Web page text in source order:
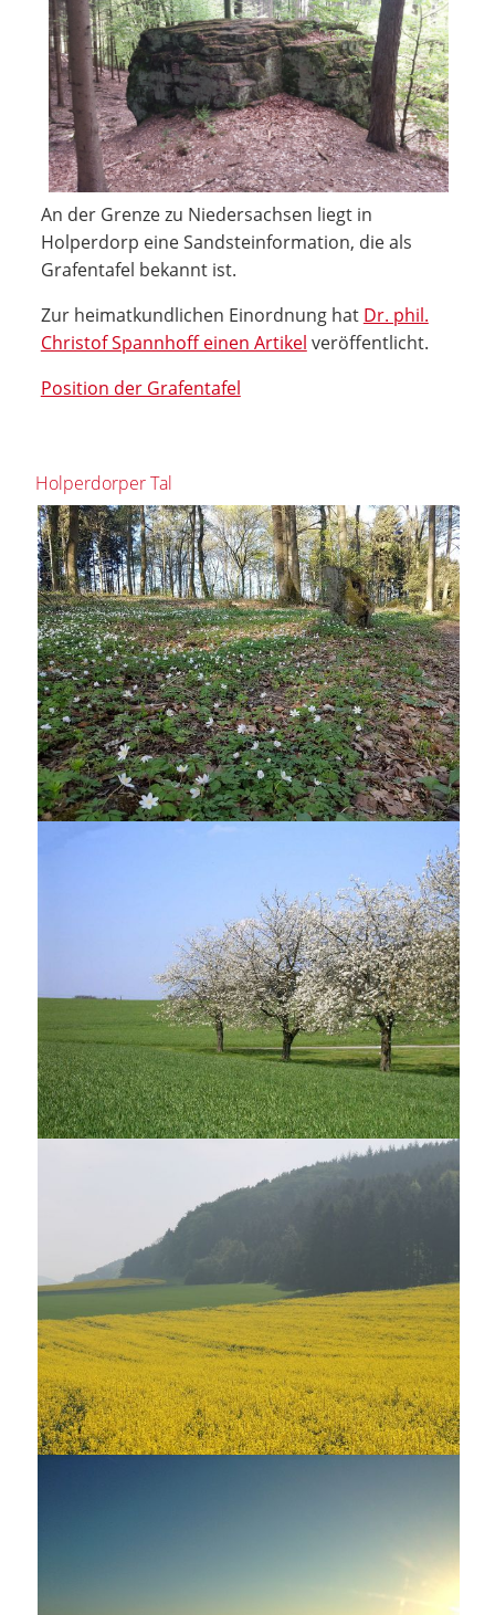
An der Grenze zu Niedersachsen liegt in
Holperdorp eine Sandsteinformation, die als
Grafentafel bekannt ist.
Zur heimatkundlichen Einordnung hat Dr. phil.
Christof Spannhoff einen Artikel veröffentlicht.
Position der Grafentafel
Holperdorper Tal